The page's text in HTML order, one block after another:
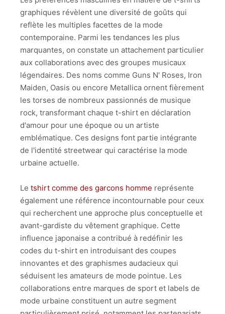
graphiques révèlent une diversité de goûts qui
reflète les multiples facettes de la mode
contemporaine. Parmi les tendances les plus
marquantes, on constate un attachement particulier
aux collaborations avec des groupes musicaux
légendaires. Des noms comme Guns N' Roses, Iron
Maiden, Oasis ou encore Metallica ornent fièrement
les torses de nombreux passionnés de musique
rock, transformant chaque t-shirt en déclaration
d'amour pour une époque ou un artiste
emblématique. Ces designs font partie intégrante
de l'identité streetwear qui caractérise la mode
urbaine actuelle.
Le tshirt comme des garcons homme représente
également une référence incontournable pour ceux
qui recherchent une approche plus conceptuelle et
avant-gardiste du vêtement graphique. Cette
influence japonaise a contribué à redéfinir les
codes du t-shirt en introduisant des coupes
innovantes et des graphismes audacieux qui
séduisent les amateurs de mode pointue. Les
collaborations entre marques de sport et labels de
mode urbaine constituent un autre segment